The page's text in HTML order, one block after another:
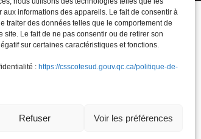
informations des appareils. Le fait de consentir à
traiter des données telles que le comportement de
site. Le fait de ne pas consentir ou de retirer son
sur certaines caractéristiques et fonctions.
: https://csscotesud.gouv.qc.ca/politique-de-
Refuser Voir les préférences